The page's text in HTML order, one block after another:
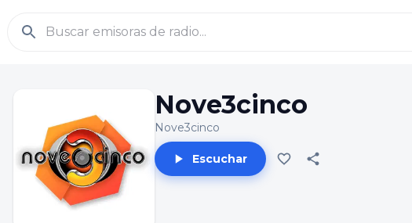
Nove3cinco
Nove3cinco
Escuchar